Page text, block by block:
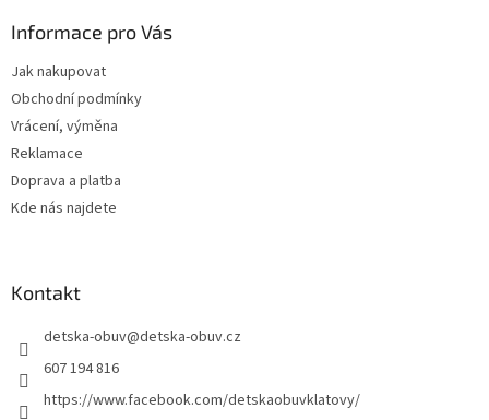
Informace pro Vás
Jak nakupovat
Obchodní podmínky
Vrácení, výměna
Reklamace
Doprava a platba
Kde nás najdete
Kontakt
detska-obuv@detska-obuv.cz
607 194 816
https://www.facebook.com/detskaobuvklatovy/